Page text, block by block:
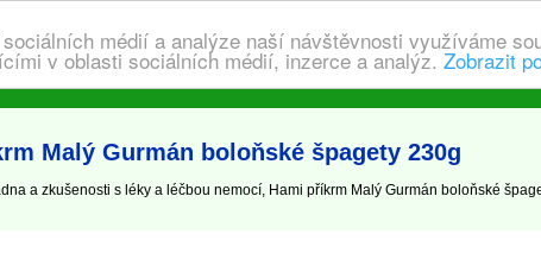
médií a analýze naší návštěvnosti využíváme
v oblasti sociálních médií, inzerce a analýz. Zobrazit
Malý Gurmán boloňské špagety 230g
a zkušenosti s léky a léčbou nemocí, Hami příkrm Malý Gurmán boloňské